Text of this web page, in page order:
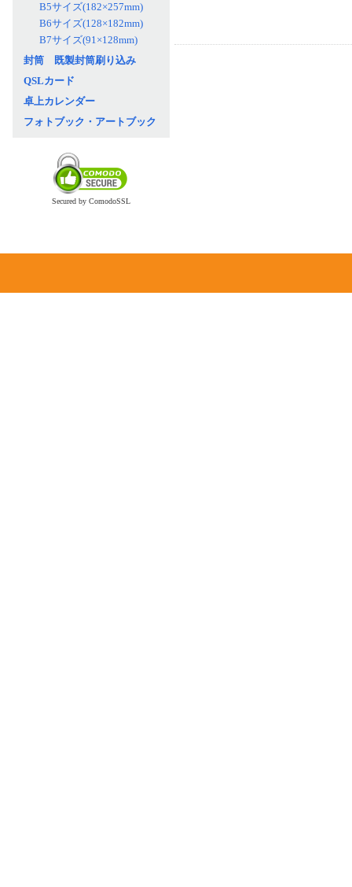
B5サイズ(182×257mm)
B6サイズ(128×182mm)
B7サイズ(91×128mm)
封筒 既製封筒刷り込み
QSLカード
卓上カレンダー
フォトブック・アートブック
Secured by ComodoSSL